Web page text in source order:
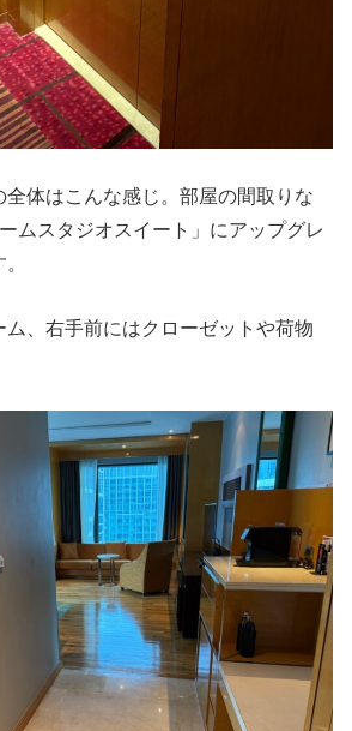
体はこんな感じ。部屋の間取りな
ムスタジオスイート」にアップグレ
ム、右手前にはクローゼットや荷物